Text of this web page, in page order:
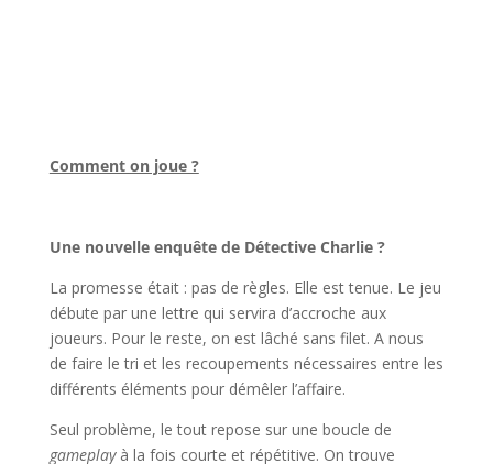
Comment on joue ?
Une nouvelle enquête de Détective Charlie ?
La promesse était : pas de règles. Elle est tenue. Le jeu
débute par une lettre qui servira d’accroche aux
joueurs. Pour le reste, on est lâché sans filet. A nous
de faire le tri et les recoupements nécessaires entre les
différents éléments pour démêler l’affaire.
Seul problème, le tout repose sur une boucle de
gameplayà la fois courte et répétitive. On trouve